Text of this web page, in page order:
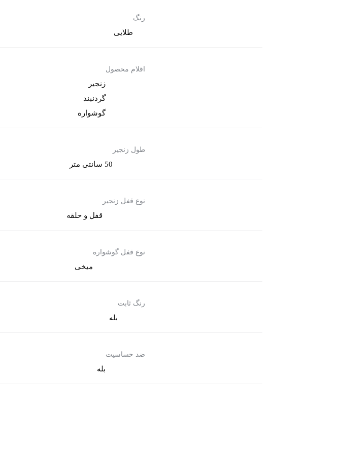
رنگ
طلایی
اقلام محصول
گوشواره
طول زنجیر
50 سانتی متر
نوع قفل زنجیر
قفل و حلقه
نوع قفل گوشواره
میخی
رنگ ثابت
بله
ضد حساسیت
بله